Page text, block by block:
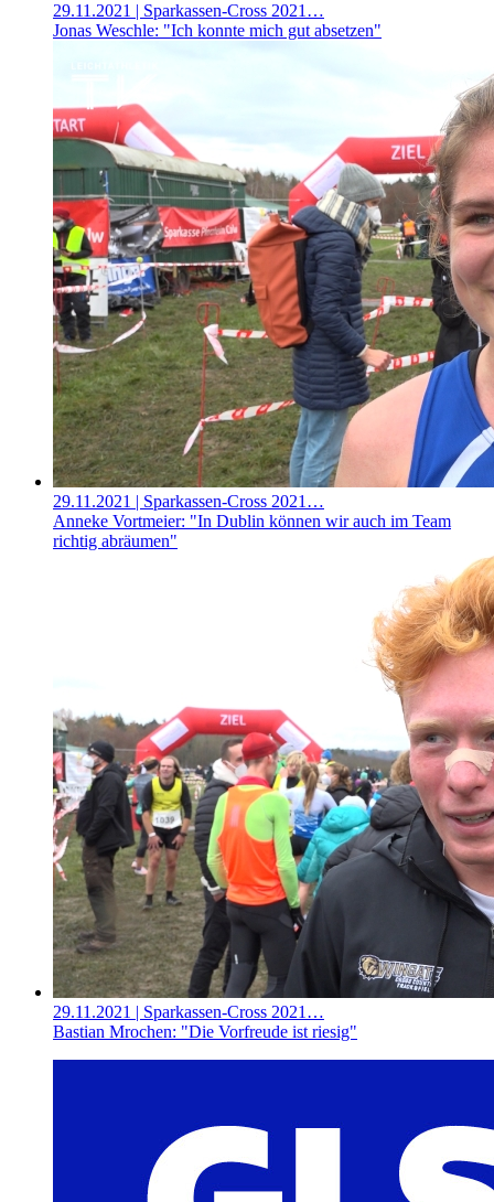
29.11.2021 | Sparkassen-Cross 2021…
Jonas Weschle: "Ich konnte mich gut absetzen"
29.11.2021 | Sparkassen-Cross 2021…
Anneke Vortmeier: "In Dublin können wir auch im Team
richtig abräumen"
29.11.2021 | Sparkassen-Cross 2021…
Bastian Mrochen: "Die Vorfreude ist riesig"